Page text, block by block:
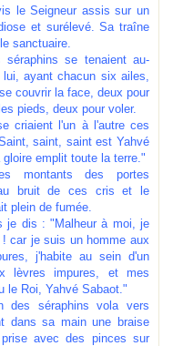
le Seigneur assis sur un
et surélevé. Sa traîne
sanctuaire.
séraphins se tenaient au-
lui, ayant chacun six ailes,
couvrir la face, deux pour
pieds, deux pour voler.
criaient l'un à l'autre ces
saint, saint est Yahvé
emplit toute la terre."
montants des portes
bruit de ces cris et le
plein de fumée.
je dis : "Malheur à moi, je
car je suis un homme aux
j'habite au sein d'un
lèvres impures, et mes
le Roi, Yahvé Sabaot."
des séraphins vola vers
dans sa main une braise
avec des pinces sur